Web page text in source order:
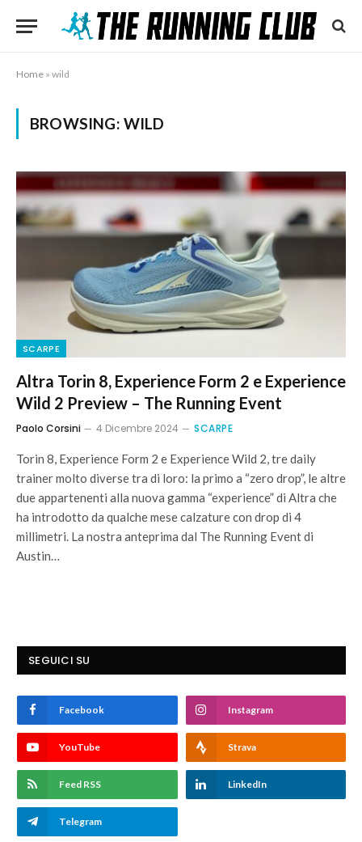
Home » wild
BROWSING: WILD
SCARPE
Altra Torin 8, Experience Form 2 e Experience
Wild 2 Preview – The Running Event
Paolo Corsini 4 Dicembre 2024 SCARPE
Torin 8, Experience Form 2 e Experience Wild 2, tre daily
trainer molto diverse tra di loro: la primo a “zero drop”, le altre
due appartenenti alla nuova gamma “experience” di Altra che
ha introdotto da qualche mese calzature con drop di 4
millimetri. La nostra anteprima dal The Running Event di
Austin…
SEGUICI SU
Facebook Instagram
YouTube Strava
Feed RSS LinkedIn
Telegram